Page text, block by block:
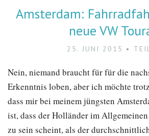
Amsterdam:
neue VW
25. JUNI 2015
Nein, niemand braucht für für die
Erkenntnis loben, aber ich möchte
dass mir bei meinem jüngsten
ist, dass der Holländer im
zu sein scheint, als der